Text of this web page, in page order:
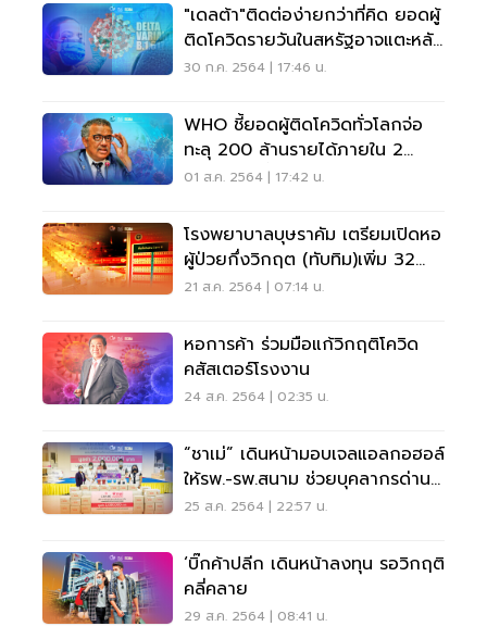
"เดลต้า"ติดต่อง่ายกว่าที่คิด ยอดผู้
ติดโควิดรายวันในสหรัฐอาจแตะหลัก
ล้าน
30 ก.ค. 2564 | 17:46 น.
WHO ชี้ยอดผู้ติดโควิดทั่วโลกจ่อ
ทะลุ 200 ล้านรายได้ภายใน 2
สัปดาห์เท่านั้น
01 ส.ค. 2564 | 17:42 น.
โรงพยาบาลบุษราคัม เตรียมเปิดหอ
ผู้ป่วยกึ่งวิกฤต (ทับทิม)เพิ่ม 32
เตียง
21 ส.ค. 2564 | 07:14 น.
หอการค้า ร่วมมือแก้วิกฤติโควิด
คสัสเตอร์โรงงาน
24 ส.ค. 2564 | 02:35 น.
“ชาเม่” เดินหน้ามอบเจลแอลกอฮอล์
ให้รพ.-รพ.สนาม ช่วยบุคลากรด่าน
หน้า
25 ส.ค. 2564 | 22:57 น.
‘บิ๊กค้าปลีก เดินหน้าลงทุน รอวิกฤติ
คลี่คลาย
29 ส.ค. 2564 | 08:41 น.